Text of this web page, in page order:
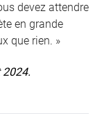
devez attendre
en grande
que rien. »
2024.